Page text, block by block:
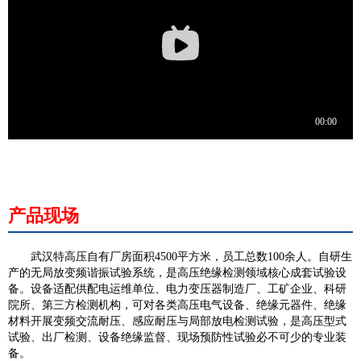
产品现场
武汉特高压自有厂房面积4500平方米，员工总数100余人。自研生
产的无局放变频谐振试验系统，是高压绝缘检测领域核心成套试验设
备。设备适配供配电运维单位、电力变压器制造厂、工矿企业、科研
院所、第三方检测机构，可对各类高压电气设备、绝缘元器件、绝缘
材料开展变频交流耐压、感应耐压与局部放电检测试验，是高压型式
试验、出厂检测、设备绝缘监督、现场预防性试验必不可少的专业装
备。